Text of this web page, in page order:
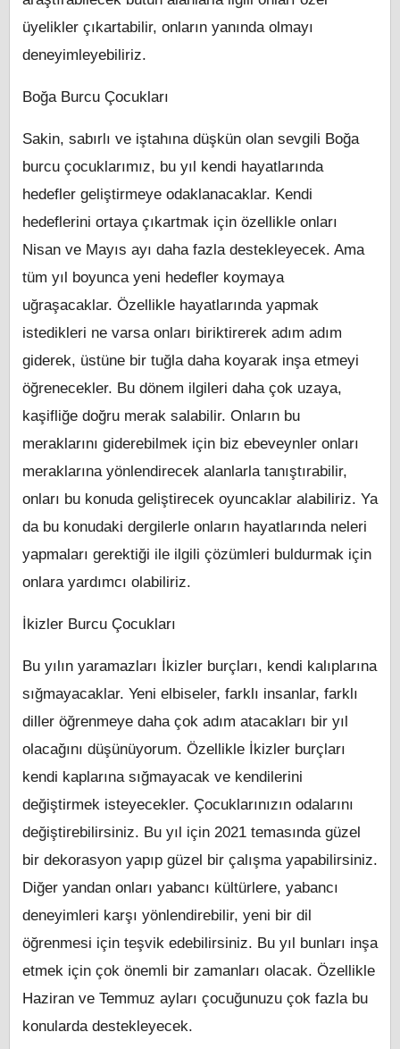
üyelikler çıkartabilir, onların yanında olmayı
deneyimleyebiliriz.
Boğa Burcu Çocukları
Sakin, sabırlı ve iştahına düşkün olan sevgili Boğa
burcu çocuklarımız, bu yıl kendi hayatlarında
hedefler geliştirmeye odaklanacaklar. Kendi
hedeflerini ortaya çıkartmak için özellikle onları
Nisan ve Mayıs ayı daha fazla destekleyecek. Ama
tüm yıl boyunca yeni hedefler koymaya
uğraşacaklar. Özellikle hayatlarında yapmak
istedikleri ne varsa onları biriktirerek adım adım
giderek, üstüne bir tuğla daha koyarak inşa etmeyi
öğrenecekler. Bu dönem ilgileri daha çok uzaya,
kaşifliğe doğru merak salabilir. Onların bu
meraklarını giderebilmek için biz ebeveynler onları
meraklarına yönlendirecek alanlarla tanıştırabilir,
onları bu konuda geliştirecek oyuncaklar alabiliriz. Ya
da bu konudaki dergilerle onların hayatlarında neleri
yapmaları gerektiği ile ilgili çözümleri buldurmak için
onlara yardımcı olabiliriz.
İkizler Burcu Çocukları
Bu yılın yaramazları İkizler burçları, kendi kalıplarına
sığmayacaklar. Yeni elbiseler, farklı insanlar, farklı
diller öğrenmeye daha çok adım atacakları bir yıl
olacağını düşünüyorum. Özellikle İkizler burçları
kendi kaplarına sığmayacak ve kendilerini
değiştirmek isteyecekler. Çocuklarınızın odalarını
değiştirebilirsiniz. Bu yıl için 2021 temasında güzel
bir dekorasyon yapıp güzel bir çalışma yapabilirsiniz.
Diğer yandan onları yabancı kültürlere, yabancı
deneyimleri karşı yönlendirebilir, yeni bir dil
öğrenmesi için teşvik edebilirsiniz. Bu yıl bunları inşa
etmek için çok önemli bir zamanları olacak. Özellikle
Haziran ve Temmuz ayları çocuğunuzu çok fazla bu
konularda destekleyecek.